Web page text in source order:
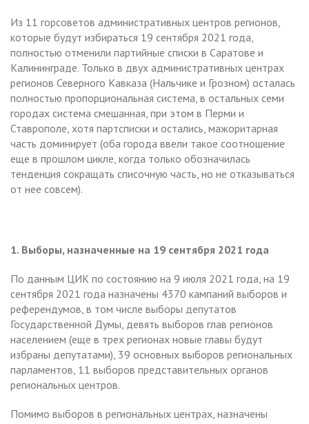
Из 11 горсоветов административных центров регионов,
которые будут избираться 19 сентября 2021 года,
полностью отменили партийные списки в Саратове и
Калининграде. Только в двух административных центрах
регионов Северного Кавказа (Нальчике и Грозном) осталась
полностью пропорциональная система, в остальных семи
городах система смешанная, при этом в Перми и
Ставрополе, хотя партсписки и остались, мажоритарная
часть доминирует (оба города ввели такое соотношение
еще в прошлом цикле, когда только обозначилась
тенденция сокращать списочную часть, но не отказываться
от нее совсем).
1. Выборы, назначенные на 19 сентября 2021 года
По данным ЦИК по состоянию на 9 июля 2021 года, на 19
сентября 2021 года назначены 4370 кампаний выборов и
референдумов, в том числе выборы депутатов
Государственной Думы, девять выборов глав регионов
населением (еще в трех регионах новые главы будут
избраны депутатами), 39 основных выборов региональных
парламентов, 11 выборов представительных органов
региональных центров.
Помимо выборов в региональных центрах, назначены